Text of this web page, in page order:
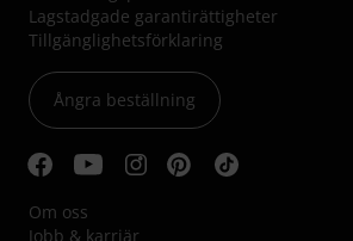
Lagstadgade garantirättigheter
Tillgänglighetsförklaring
Ångra beställning
Om oss
Jobb & karriär